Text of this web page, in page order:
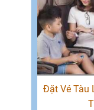
Đặt Vé Tàu